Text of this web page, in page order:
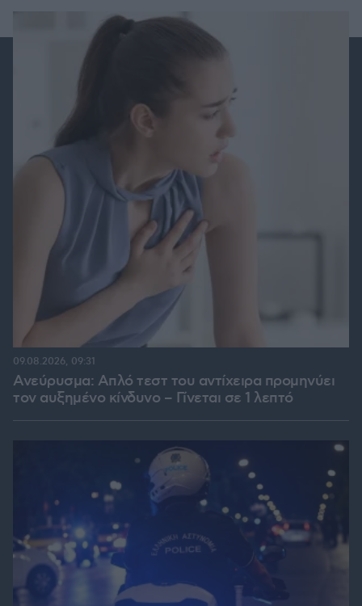
Ανεύρυσμα: Απλό τεστ του αντίχειρα προμηνύει
τον αυξημένο κίνδυνο – Γίνεται σε 1 λεπτό
09.08.2026, 09:31